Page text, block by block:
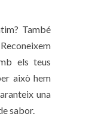
També
els teus
això hem
una
sabor.